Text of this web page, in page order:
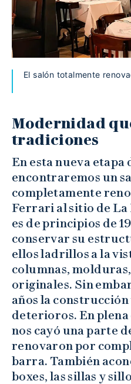
El salón totalmente
Modernidad
tradiciones
En esta nueva etapa
encontraremos un
completamente
Ferrari al sitio de La
es de principios de
conservar su
ellos ladrillos a la
columnas,
originales. Sin
años la
deterioros. En plena
nos cayó una parte
renovaron por
barra. También
boxes, las sillas y